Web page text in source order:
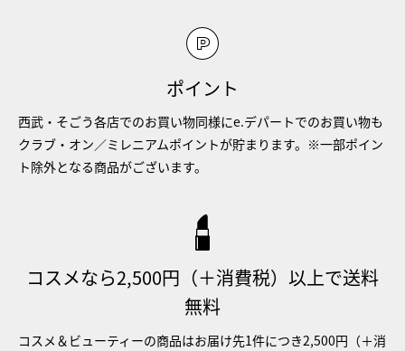
ポイント
西武・そごう各店でのお買い物同様にe.デパートでのお買い物も
クラブ・オン／ミレニアムポイントが貯まります。※一部ポイン
ト除外となる商品がございます。
コスメなら2,500円（＋消費税）以上で送料
無料
コスメ＆ビューティーの商品はお届け先1件につき2,500円（＋消